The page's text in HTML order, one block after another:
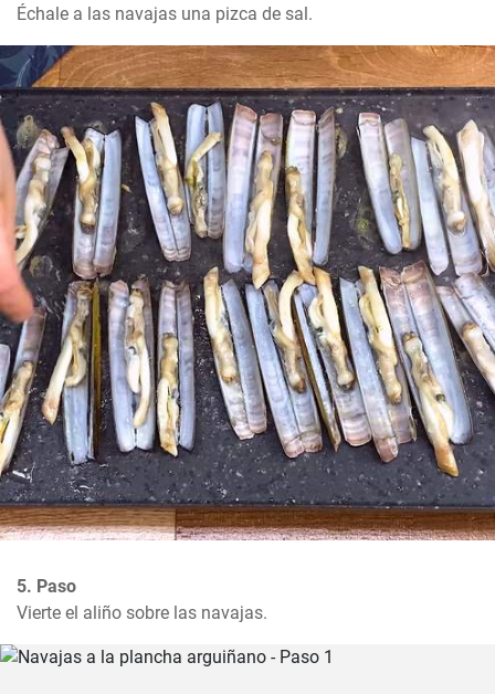
Échale a las navajas una pizca de sal.
5. Paso
Vierte el aliño sobre las navajas.